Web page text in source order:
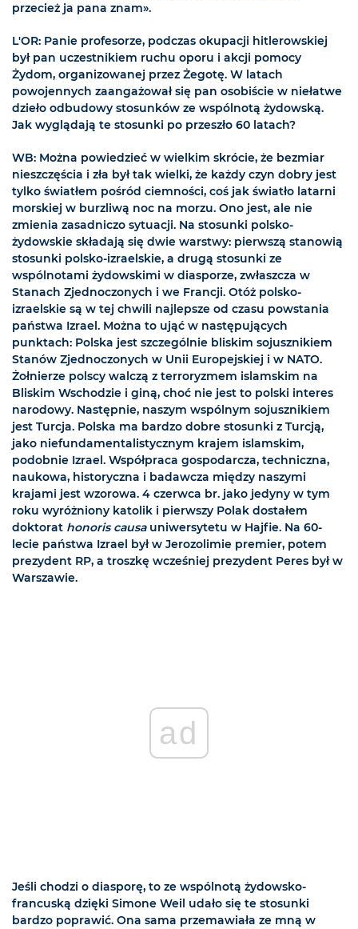
przecież ja pana znam».
L'OR: Panie profesorze, podczas okupacji hitlerowskiej
był pan uczestnikiem ruchu oporu i akcji pomocy
Żydom, organizowanej przez Żegotę. W latach
powojennych zaangażował się pan osobiście w niełatwe
dzieło odbudowy stosunków ze wspólnotą żydowską.
Jak wyglądają te stosunki po przeszło 60 latach?
WB: Można powiedzieć w wielkim skrócie, że bezmiar
nieszczęścia i zła był tak wielki, że każdy czyn dobry jest
tylko światłem pośród ciemności, coś jak światło latarni
morskiej w burzliwą noc na morzu. Ono jest, ale nie
zmienia zasadniczo sytuacji. Na stosunki polsko-
żydowskie składają się dwie warstwy: pierwszą stanowią
stosunki polsko-izraelskie, a drugą stosunki ze
wspólnotami żydowskimi w diasporze, zwłaszcza w
Stanach Zjednoczonych i we Francji. Otóż polsko-
izraelskie są w tej chwili najlepsze od czasu powstania
państwa Izrael. Można to ująć w następujących
punktach: Polska jest szczególnie bliskim sojusznikiem
Stanów Zjednoczonych w Unii Europejskiej i w NATO.
Żołnierze polscy walczą z terroryzmem islamskim na
Bliskim Wschodzie i giną, choć nie jest to polski interes
narodowy. Następnie, naszym wspólnym sojusznikiem
jest Turcja. Polska ma bardzo dobre stosunki z Turcją,
jako niefundamentalistycznym krajem islamskim,
podobnie Izrael. Współpraca gospodarcza, techniczna,
naukowa, historyczna i badawcza między naszymi
krajami jest wzorowa. 4 czerwca br. jako jedyny w tym
roku wyróżniony katolik i pierwszy Polak dostałem
doktorat honoris causauniwersytetu w Hajfie. Na 60-
lecie państwa Izrael był w Jerozolimie premier, potem
prezydent RP, a troszkę wcześniej prezydent Peres był w
Warszawie.
ad
Jeśli chodzi o diasporę, to ze wspólnotą żydowsko-
francuską dzięki Simone Weil udało się te stosunki
bardzo poprawić. Ona sama przemawiała ze mną w